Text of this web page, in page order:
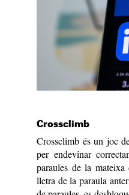
Crossclimb
Crossclimb és un joc
per endevinar
paraules de la
lletra de la paraula